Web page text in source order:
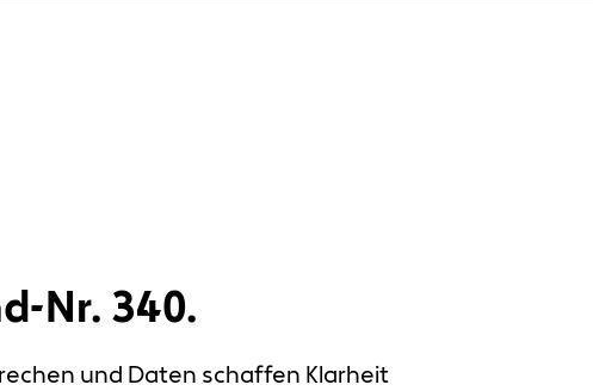
Nr. 340.
und Daten schaffen Klarheit